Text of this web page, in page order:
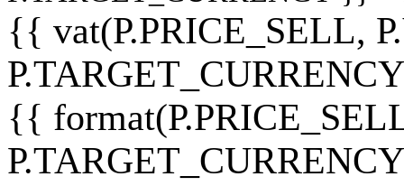
{{ vat(P.PRICE_SELL,
{{